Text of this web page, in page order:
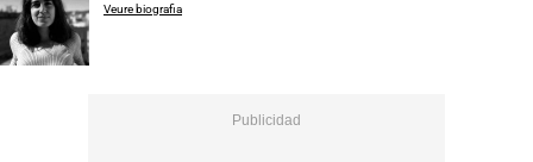
Veure biografia